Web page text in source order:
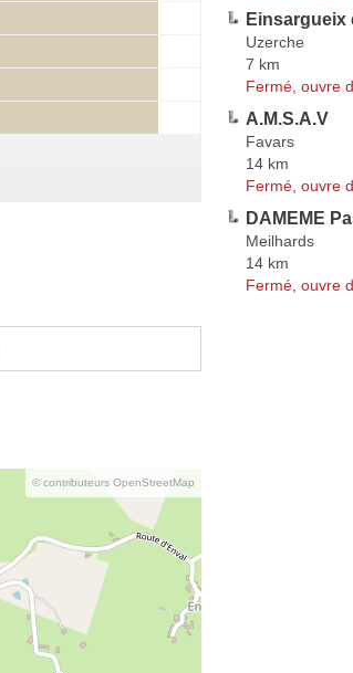
© contributeurs OpenStreetMap
Einsargueix
Uzerche
7 km
Fermé, ouvre
A.M.S.A.V
Favars
14 km
Fermé, ouvre
DAMEME
Meilhards
14 km
Fermé, ouvre